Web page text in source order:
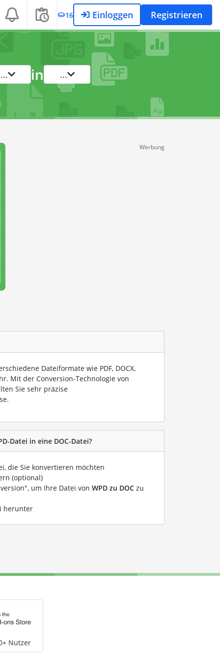
16 Einloggen Registrieren
... in ...
Werbung
Dateiformate wie PDF, DOCX,
Mit der Conversion-Technologie von
Sie sehr präzise
Datei in eine DOC-Datei?
die Sie konvertieren möchten
(optional)
um Ihre Datei von WPD zu DOC zu
herunter
Nutzer